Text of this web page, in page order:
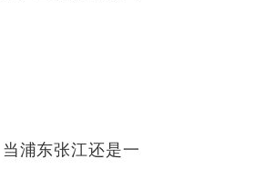
浦东张江还是一